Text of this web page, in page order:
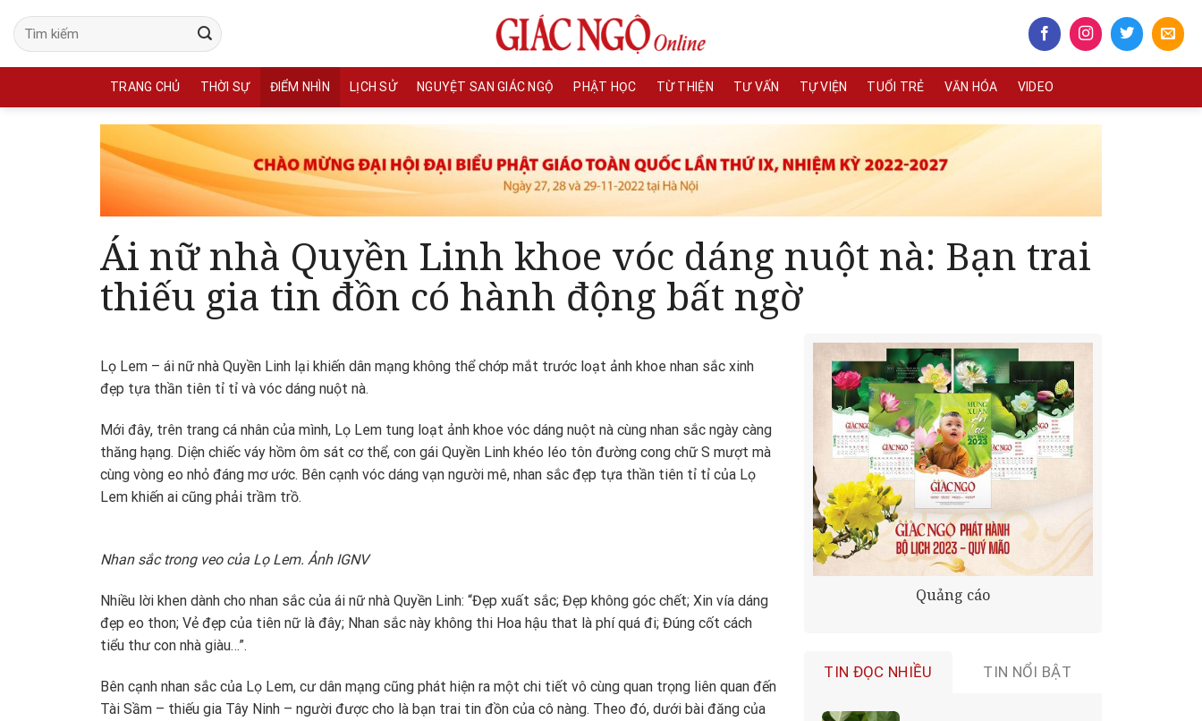
content
TRANG CHỦ THỜI SỰ ĐIỂM NHÌN LỊCH SỬ NGUYỆT SAN GIÁC NGỘ PHẬT HỌC TỪ THIỆN TƯ VẤN TỰ VIỆN TUỔI TRẺ VĂN HÓA VIDEO
Ái nữ nhà Quyền Linh khoe vóc dáng nuột nà: Bạn trai
thiếu gia tin đồn có hành động bất ngờ
Lọ Lem – ái nữ nhà Quyền Linh lại khiến dân mạng không thể chớp mắt trước loạt ảnh khoe nhan sắc xinh
đẹp tựa thần tiên tỉ tỉ và vóc dáng nuột nà.
Mới đây, trên trang cá nhân của mình, Lọ Lem tung loạt ảnh khoe vóc dáng nuột nà cùng nhan sắc ngày càng
thăng hạng. Diện chiếc váy hồm ôm sát cơ thể, con gái Quyền Linh khéo léo tôn đường cong chữ S mượt mà
cùng vòng eo nhỏ đáng mơ ước. Bên cạnh vóc dáng vạn người mê, nhan sắc đẹp tựa thần tiên tỉ tỉ của Lọ
Lem khiến ai cũng phải trầm trồ.
Nhan sắc trong veo của Lọ Lem. Ảnh IGNV
Nhiều lời khen dành cho nhan sắc của ái nữ nhà Quyền Linh: “Đẹp xuất sắc; Đẹp không góc chết; Xin vía dáng
đẹp eo thon; Vẻ đẹp của tiên nữ là đây; Nhan sắc này không thi Hoa hậu that là phí quá đi; Đúng cốt cách
tiểu thư con nhà giàu…”.
Bên cạnh nhan sắc của Lọ Lem, cư dân mạng cũng phát hiện ra một chi tiết vô cùng quan trọng liên quan đến
Tài Sầm – thiếu gia Tây Ninh – người được cho là bạn trai tin đồn của cô nàng. Theo đó, dưới bài đăng của
Quảng cáo
TIN ĐỌC NHIỀU TIN NỔI BẬT